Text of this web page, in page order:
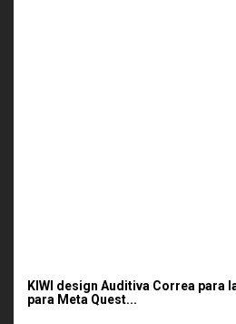
KIWI design Auditiva Correa para
para Meta Quest...